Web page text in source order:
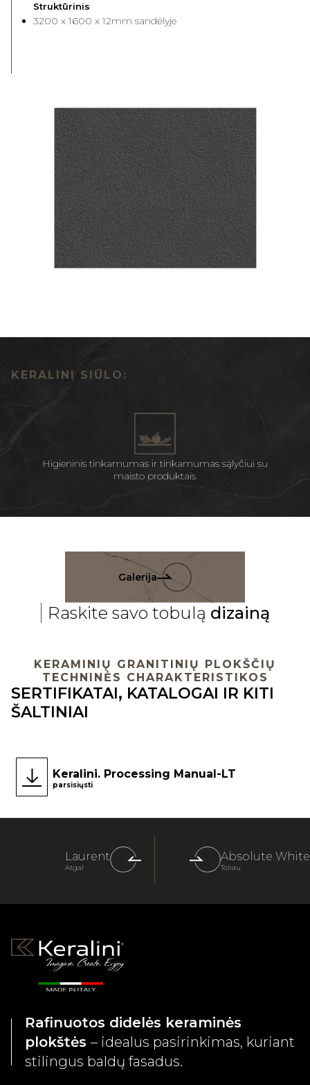
Struktūrinis
3200 x 1600 x 12mm sandėlyje
KERALINI SIŪLO:
Higieninis tinkamumas ir tinkamumas sąlyčiui su
maisto produktais
Galerija
Raskite savo tobulą dizainą
KERAMINIŲ GRANITINIŲ PLOKŠČIŲ
TECHNINĖS CHARAKTERISTIKOS
SERTIFIKATAI, KATALOGAI IR KITI
ŠALTINIAI
Keralini. Processing Manual-LT
parsisiųsti
Laurent
Atgal
Absolute White
Toliau
Rafinuotos didelės keraminės
plokštės – idealus pasirinkimas, kuriant
stilingus baldų fasadus.